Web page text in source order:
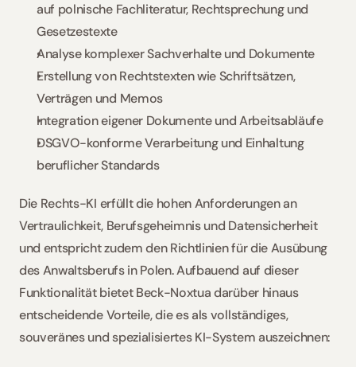
auf polnische Fachliteratur, Rechtsprechung und
Gesetzestexte
Analyse komplexer Sachverhalte und Dokumente
Erstellung von Rechtstexten wie Schriftsätzen,
Verträgen und Memos
Integration eigener Dokumente und Arbeitsabläufe
DSGVO-konforme Verarbeitung und Einhaltung
beruflicher Standards
Die Rechts-KI erfüllt die hohen Anforderungen an
Vertraulichkeit, Berufsgeheimnis und Datensicherheit
und entspricht zudem den Richtlinien für die Ausübung
des Anwaltsberufs in Polen. Aufbauend auf dieser
Funktionalität bietet Beck-Noxtua darüber hinaus
entscheidende Vorteile, die es als vollständiges,
souveränes und spezialisiertes KI-System auszeichnen: